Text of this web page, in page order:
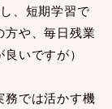
、短期学習で
方や、毎日残業
いですが）
務では活かす機